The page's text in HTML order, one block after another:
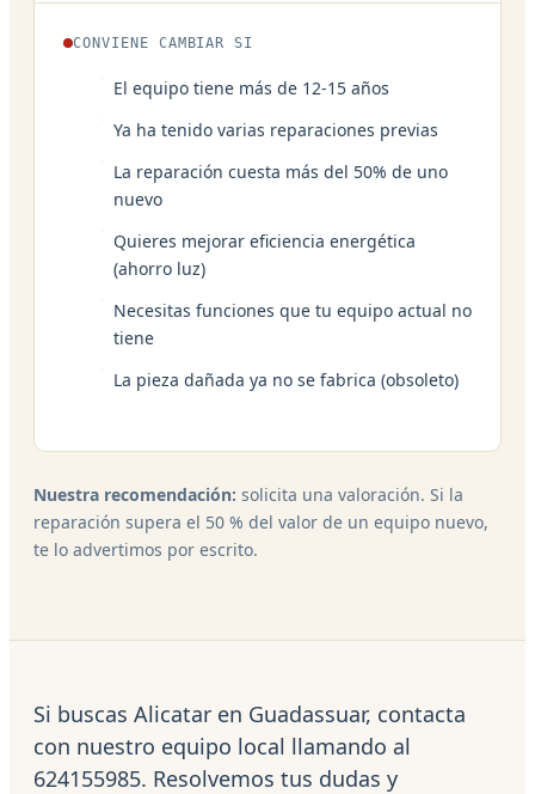
CONVIENE CAMBIAR SI
El equipo tiene más de 12-15 años
Ya ha tenido varias reparaciones previas
La reparación cuesta más del 50% de uno
nuevo
Quieres mejorar eficiencia energética
(ahorro luz)
Necesitas funciones que tu equipo actual no
tiene
La pieza dañada ya no se fabrica (obsoleto)
Nuestra recomendación: solicita una valoración. Si la
reparación supera el 50 % del valor de un equipo nuevo,
te lo advertimos por escrito.
Si buscas Alicatar en Guadassuar, contacta
con nuestro equipo local llamando al
624155985. Resolvemos tus dudas y